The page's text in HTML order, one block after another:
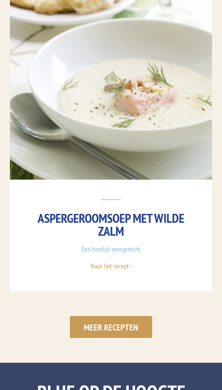
ASPERGEROOMSOEP MET WILDE
ZALM
Een heerlijk voorgerecht
Naar het recept ›
MEER RECEPTEN